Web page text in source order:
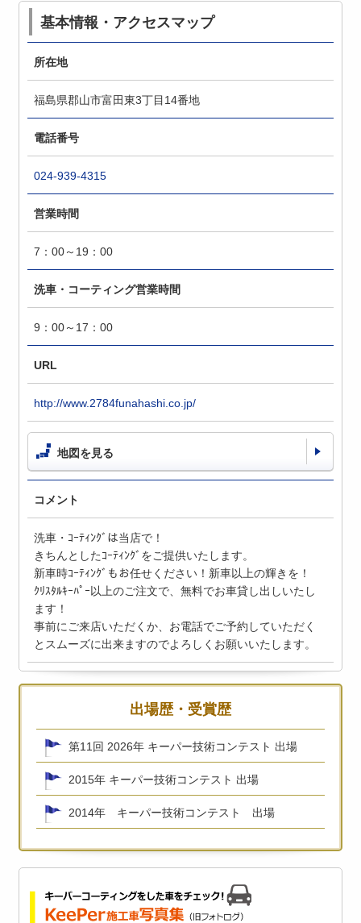
基本情報・アクセスマップ
所在地
福島県郡山市富田東3丁目14番地
電話番号
024-939-4315
営業時間
7：00～19：00
洗車・コーティング営業時間
9：00～17：00
URL
http://www.2784funahashi.co.jp/
地図を見る
コメント
洗車・ｺｰﾃｨﾝｸﾞは当店で！
きちんとしたｺｰﾃｨﾝｸﾞをご提供いたします。
新車時ｺｰﾃｨﾝｸﾞもお任せください！新車以上の輝きを！
ｸﾘｽﾀﾙｷｰﾊﾟｰ以上のご注文で、無料でお車貸し出しいたし
ます！
事前にご来店いただくか、お電話でご予約していただく
とスムーズに出来ますのでよろしくお願いいたします。
出場歴・受賞歴
第11回 2026年 キーパー技術コンテスト 出場
2015年 キーパー技術コンテスト 出場
2014年 キーパー技術コンテスト 出場